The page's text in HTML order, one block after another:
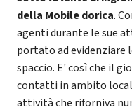
della Mobile dorica.
agenti durante le sue
portato ad evidenziare
spaccio. E' così che il
contatti in ambito
attività che riforniva